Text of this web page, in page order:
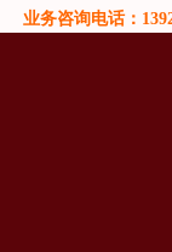
业务咨询电话：